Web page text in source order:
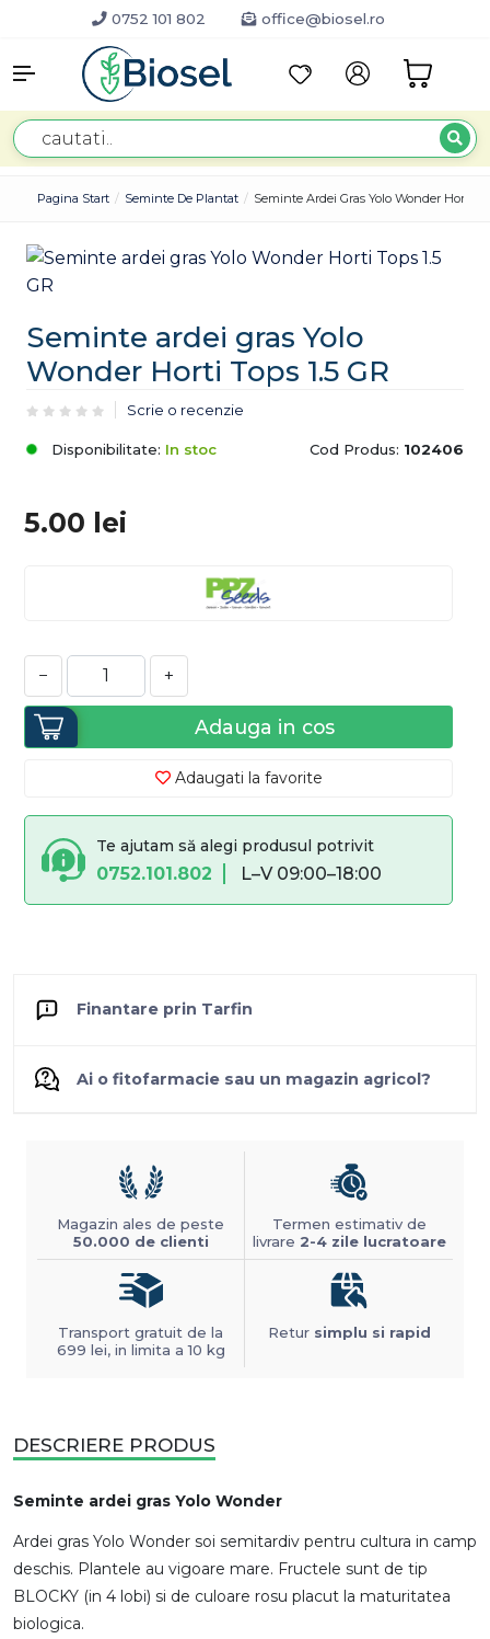
0752 101 802 office@biosel.ro
Pagina Start Seminte De Plantat Seminte Ardei Gras Yolo Wonder Horti
Seminte ardei gras Yolo
Wonder Horti Tops 1.5 GR
Scrie o recenzie
Disponibilitate: In stoc Cod Produs: 102406
5.00 lei
− +
Adauga in cos
Adaugati la favorite
Te ajutam să alegi produsul potrivit
0752.101.802 L–V 09:00–18:00
Finantare prin Tarfin
Ai o fitofarmacie sau un magazin agricol?
Magazin ales de peste
50.000 de clienti
Termen estimativ de
livrare 2-4 zile lucratoare
Transport gratuit de la
699 lei, in limita a 10 kg
Retur simplu si rapid
DESCRIERE PRODUS
Seminte ardei gras Yolo Wonder
Ardei gras Yolo Wonder soi semitardiv pentru cultura in camp
deschis. Plantele au vigoare mare. Fructele sunt de tip
BLOCKY (in 4 lobi) si de culoare rosu placut la maturitatea
biologica.